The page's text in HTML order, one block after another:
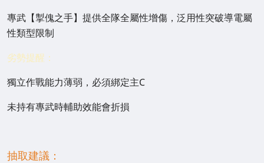
專武【掣傀之手】提供全隊全屬性增傷，泛用性突破導電屬
性類型限制
劣勢提醒：
獨立作戰能力薄弱，必須綁定主C
未持有專武時輔助效能會折損
抽取建議：